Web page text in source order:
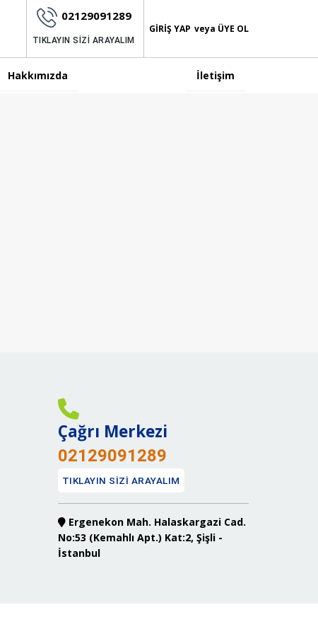
GIRIŞ YAP ÜYE OL
02129091289
TIKLAYIN SİZİ ARAYALIM
Hakkımızda İletişim
Çağrı Merkezi
02129091289
TIKLAYIN SİZİ ARAYALIM
Ergenekon Mah. Halaskargazi Cad.
No:53 (Kemahlı Apt.) Kat:2, Şişli -
İstanbul